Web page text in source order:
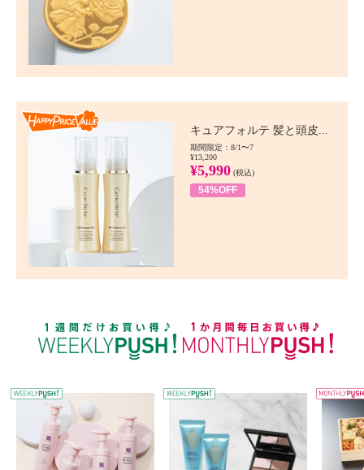
キュアフォルテ 髪と頭皮...
期間限定：8/1〜7
¥13,200
¥5,990 (税込)
54%OFF
WEEKLY PUSH